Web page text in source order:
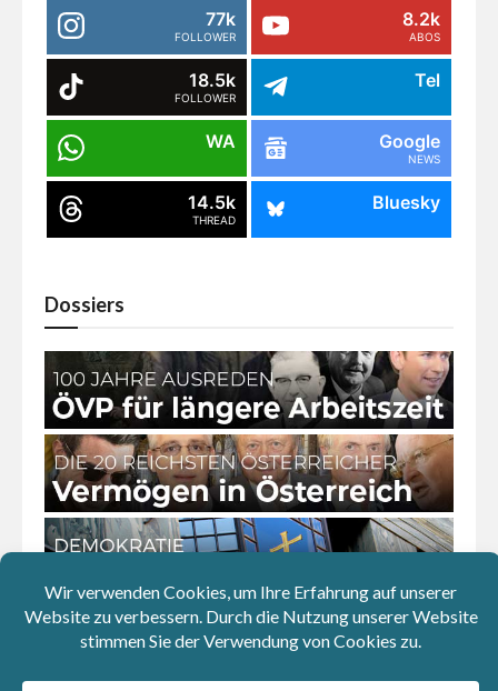
77k
FOLLOWER
8.2k
ABOS
18.5k
FOLLOWER
Tel
WA Google
NEWS
14.5k
THREAD
Bluesky
Dossiers